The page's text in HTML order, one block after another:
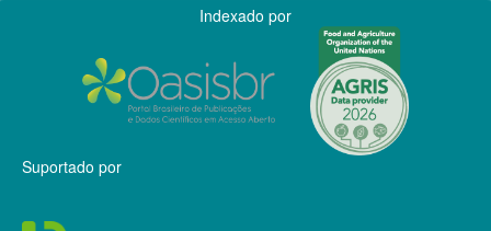
Indexado por
Suportado por